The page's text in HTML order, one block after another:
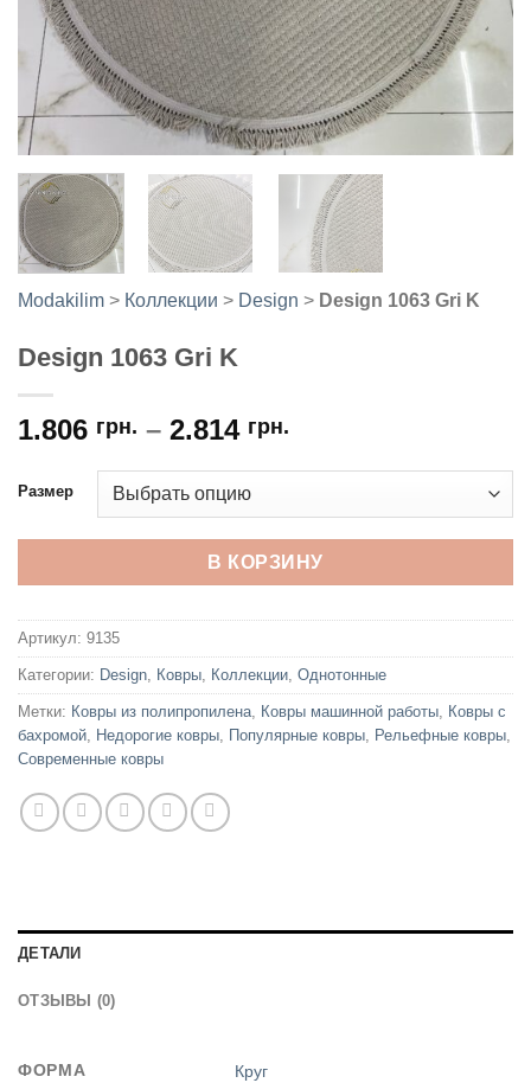
Modakilim > Коллекции > Design > Design 1063 Gri K
Design 1063 Gri K
1.806 грн. – 2.814 грн.
Размер
В КОРЗИНУ
Артикул: 9135
Категории: Design Ковры Коллекции Однотонные
Метки: Ковры из полипропилена Ковры машинной работы
Ковры с
бахромой
Недорогие ковры Популярные ковры Рельефные ковры
Современные ковры
ДЕТАЛИ
ОТЗЫВЫ (0)
ФОРМА Круг